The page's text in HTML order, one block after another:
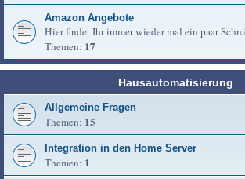
Amazon Angebote
Hier findet Ihr immer wieder mal ein paar
Themen: 17
Hausautomatisierung
Allgemeine Fragen
Themen: 15
Integration in den Home Server
Themen: 1